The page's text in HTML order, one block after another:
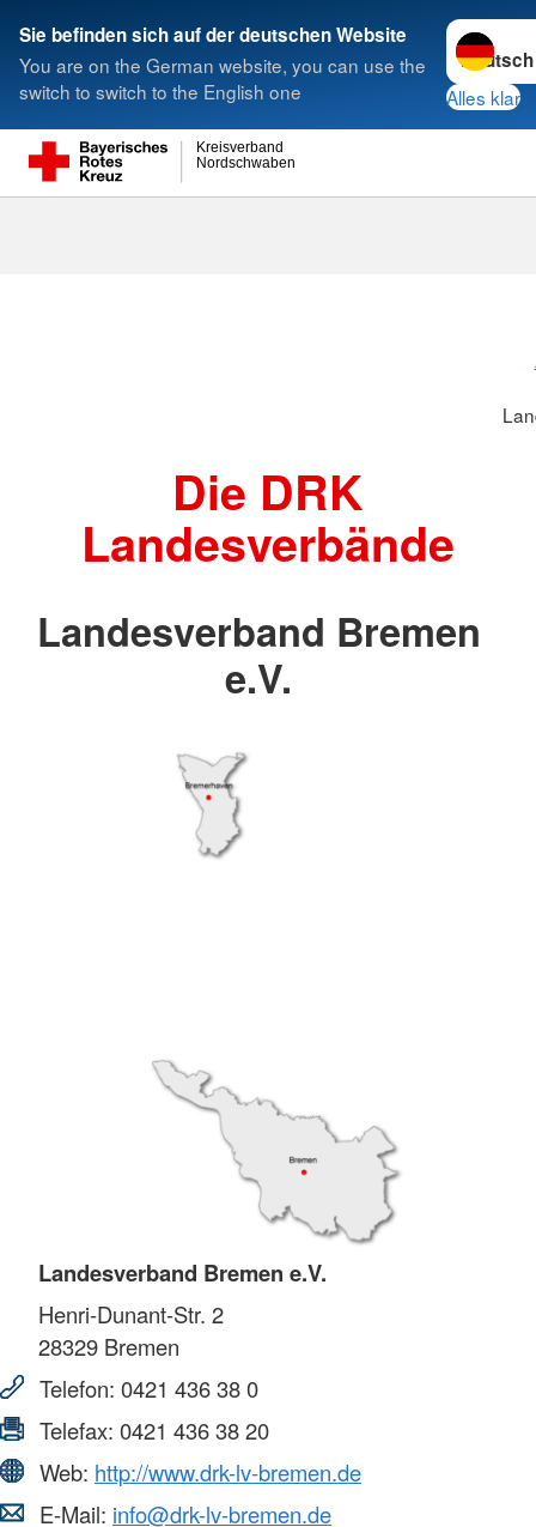
Sie befinden sich auf der deutschen Website
You are on the German website, you can use the
switch to switch to the English one
Sprache
Alles klar
Nordschwaben
Kreisverband
Suche
Die DRK
Landesverbände
Landesverband Bremen
e.V.
Landesverband Bremen e.V.
Henri-Dunant-Str. 2
28329 Bremen
Telefon: 0421 436 38 0
Telefax: 0421 436 38 20
Web: http://www.drk-lv-bremen.de
E-Mail: info@drk-lv-bremen.de